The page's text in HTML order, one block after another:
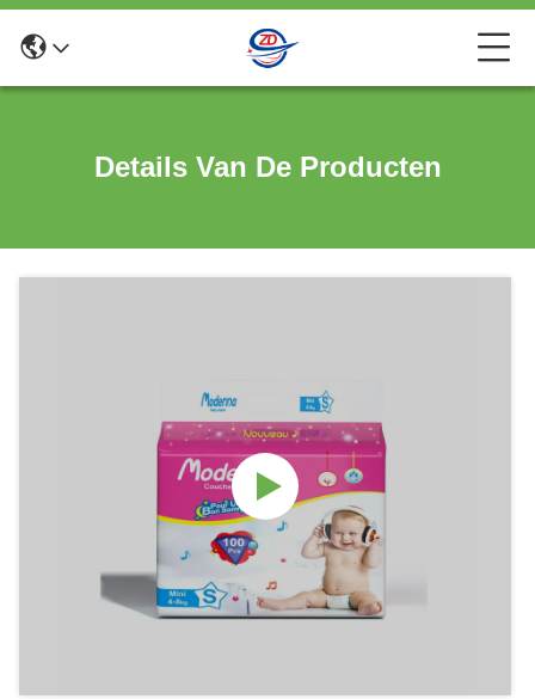
Details Van De Producten